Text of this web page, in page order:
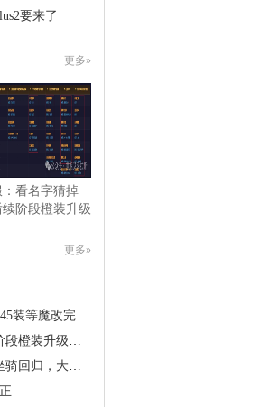
要来了
更多»
：看名字猜掉
阶段橙装升级
更多»
装等魔改完…
装升级道…
回归，大米…